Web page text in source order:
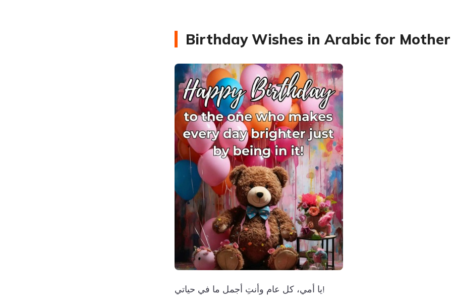
Birthday Wishes in Arabic for Mother
يا أمي، كل عام وأنتِ أجمل ما في حياتي!